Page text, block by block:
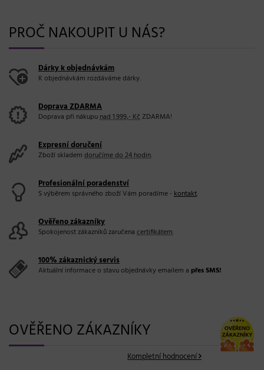
PROČ NAKOUPIT U NÁS?
Dárky k objednávkám
K objednávkám rozdáváme dárky.
Doprava ZDARMA
Doprava při nákupunad 1.999,- KčZDARMA!
Expresní doručení
Zboží skladem doručíme do 24 hodin.
Profesionální poradenství
S výběrem správného zboží Vám poradíme -kontakt.
Ověřeno zákazníky
Spokojenost zákazníků zaručena certifikátem.
100% zákaznický servis
Aktuální informace o stavu objednávky emailem a přes SMS!
OVĚŘENO ZÁKAZNÍKY
Kompletní hodnocení